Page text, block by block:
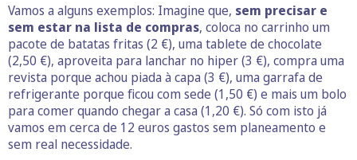
Vamos a alguns exemplos: Imagine que, sem precisar e
sem estar na lista de compras, coloca no carrinho um
pacote de batatas fritas (2 €), uma tablete de chocolate
(2,50 €), aproveita para lanchar no hiper (3 €), compra uma
revista porque achou piada à capa (3 €), uma garrafa de
refrigerante porque ficou com sede (1,50 €) e mais um bolo
para comer quando chegar a casa (1,20 €). Só com isto já
vamos em cerca de 12 euros gastos sem planeamento e
sem real necessidade.